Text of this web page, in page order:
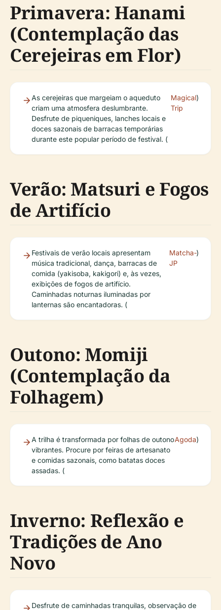
Primavera: Hanami
(Contemplação das
Cerejeiras em Flor)
As cerejeiras que margeiam o aqueduto
criam uma atmosfera deslumbrante.
Desfrute de piqueniques, lanches locais e
doces sazonais de barracas temporárias
durante este popular período de festival. (
Magical
Trip
)
Verão: Matsuri e Fogos
de Artifício
Festivais de verão locais apresentam
música tradicional, dança, barracas de
comida (yakisoba, kakigori) e, às vezes,
exibições de fogos de artifício.
Caminhadas noturnas iluminadas por
lanternas são encantadoras. (
Matcha-
JP
)
Outono: Momiji
(Contemplação da
Folhagem)
A trilha é transformada por folhas de outono
vibrantes. Procure por feiras de artesanato
e comidas sazonais, como batatas doces
assadas. (
Agoda)
Inverno: Reflexão e
Tradições de Ano
Novo
Desfrute de caminhadas tranquilas, observação de